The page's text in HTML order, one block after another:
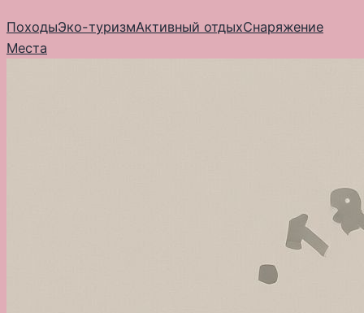
к
содержимому
ПоходыЭко-туризмАктивный отдыхСнаряжение
Места